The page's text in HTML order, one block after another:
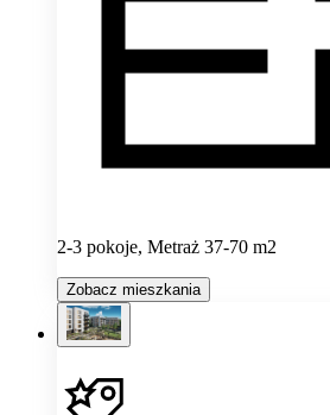
2-3 pokoje, Metraż 37-70 m2
Zobacz mieszkania